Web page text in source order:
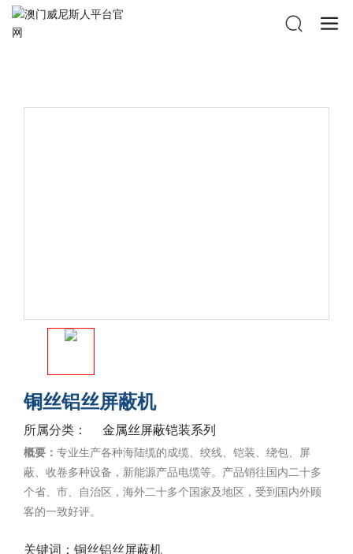
澳门威尼斯人平台官网
铜丝铝丝屏蔽机
所属分类： 金属丝屏蔽铠装系列
概要： 专业生产各种海陆缆的成缆、绞线、铠装、绕包、屏
蔽、收卷多种设备，新能源产品电缆等。产品销往国内二十多
个省、市、自治区，海外二十多个国家及地区，受到国内外顾
客的一致好评。
关键词： 铜丝铝丝屏蔽机